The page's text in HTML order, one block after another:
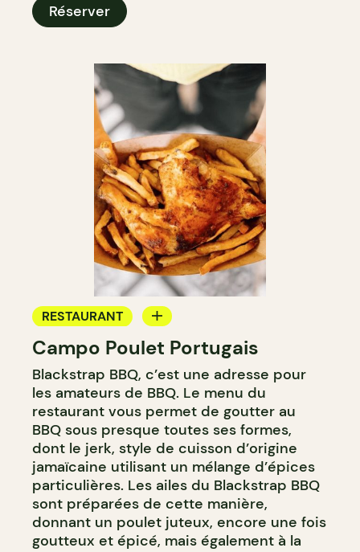
Réserver
RESTAURANT
COMPTOIR
Campo Poulet Portugais
Blackstrap BBQ, c’est une adresse pour
les amateurs de BBQ. Le menu du
restaurant vous permet de goutter au
BBQ sous presque toutes ses formes,
dont le jerk, style de cuisson d’origine
jamaïcaine utilisant un mélange d’épices
particulières. Les ailes du Blackstrap BBQ
sont préparées de cette manière,
donnant un poulet juteux, encore une fois
goutteux et épicé, mais également à la